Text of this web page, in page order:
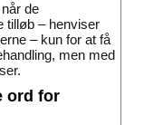
de
tilløb – henviser
– kun for at få
men med
ord for